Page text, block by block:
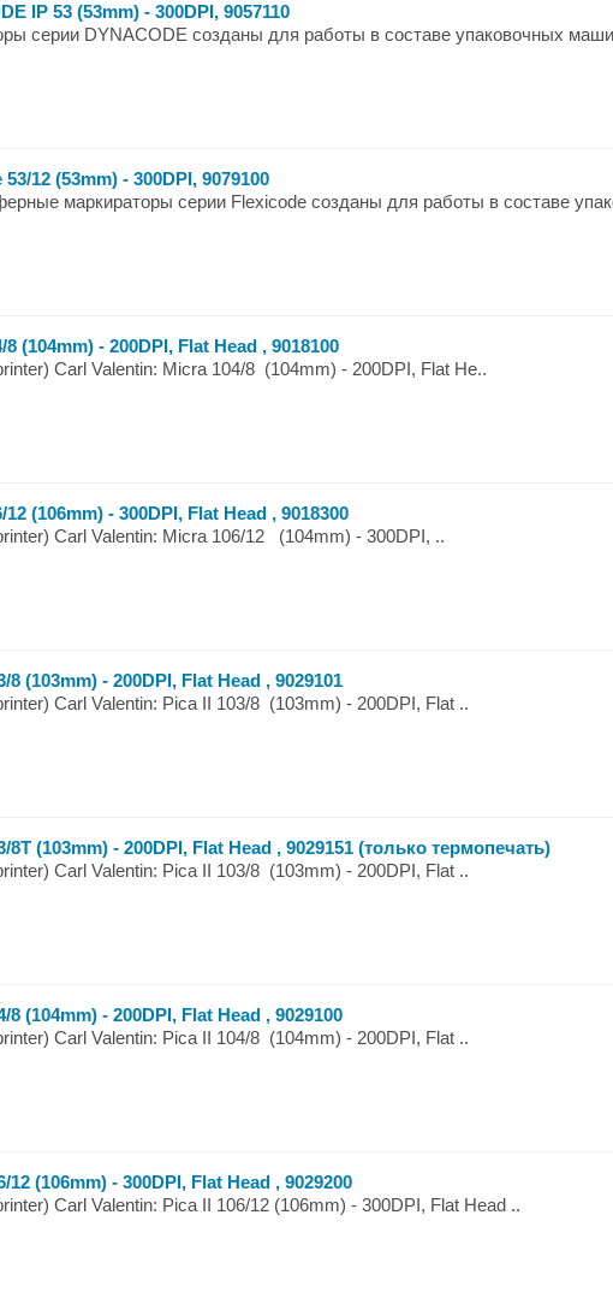
IP 53 (53mm) - 300DPI, 9057110
серии DYNACODE созданы для работы в составе упаковочных
12 (53mm) - 300DPI, 9079100
маркираторы серии Flexicode созданы для работы в составе
(104mm) - 200DPI, Flat Head , 9018100
Carl Valentin: Micra 104/8 (104mm) - 200DPI, Flat He..
(106mm) - 300DPI, Flat Head , 9018300
Carl Valentin: Micra 106/12 (104mm) - 300DPI, ..
(103mm) - 200DPI, Flat Head , 9029101
Carl Valentin: Pica II 103/8 (103mm) - 200DPI, Flat ..
(103mm) - 200DPI, Flat Head , 9029151 (только термопечать)
Carl Valentin: Pica II 103/8 (103mm) - 200DPI, Flat ..
(104mm) - 200DPI, Flat Head , 9029100
Carl Valentin: Pica II 104/8 (104mm) - 200DPI, Flat ..
(106mm) - 300DPI, Flat Head , 9029200
Carl Valentin: Pica II 106/12 (106mm) - 300DPI, Flat Head ..